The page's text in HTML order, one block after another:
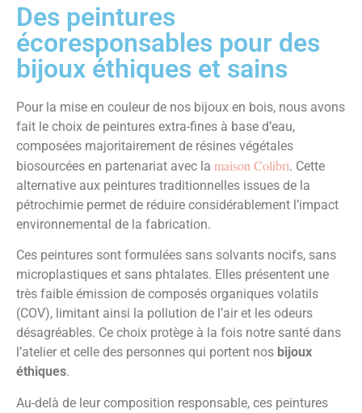
Des peintures
écoresponsables pour des
bijoux éthiques et sains
Pour la mise en couleur de nos bijoux en bois, nous avons
fait le choix de peintures extra-fines à base d’eau,
composées majoritairement de résines végétales
biosourcées en partenariat avec la maison Colibri. Cette
alternative aux peintures traditionnelles issues de la
pétrochimie permet de réduire considérablement l’impact
environnemental de la fabrication.
Ces peintures sont formulées sans solvants nocifs, sans
microplastiques et sans phtalates. Elles présentent une
très faible émission de composés organiques volatils
(COV), limitant ainsi la pollution de l’air et les odeurs
désagréables. Ce choix protège à la fois notre santé dans
l’atelier et celle des personnes qui portent nos bijoux
éthiques.
Au-delà de leur composition responsable, ces peintures